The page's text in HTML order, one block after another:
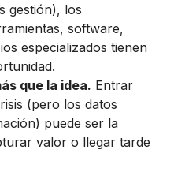
gestión), los
software,
especializados tienen
que la idea. Entrar
(pero los datos
puede ser la
valor o llegar tarde